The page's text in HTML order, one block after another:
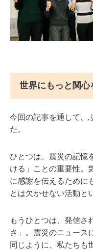
世界にもっと関心
今回の記事を通して、
た。
ひとつは、震災の記憶
ける」ことの重要性。
に感謝を伝えるために
とは欠かせない活動と
もうひとつは、発信さ
さ」。震災のニュース
同じように、私たちも